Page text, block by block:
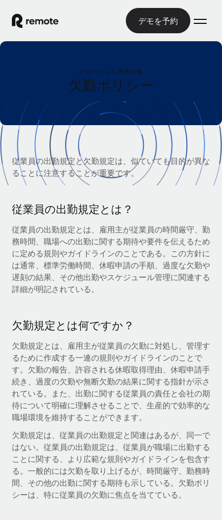
デモを予約
グローバル雇用
グローバル給与処理
コンプライアンス対応の給与処理を手軽に
Employer of Record（EOR）
グローバル展開をコストをかけずに実現
Contractor of Record
契約社員管理
世界中の契約社員をオンボーディングし、管理
PEO
複雑な雇用関連業務を外部委託
インフラ
人事機能をワークフローにシームレスに統合する
チームのための人事の基本機能を内蔵
接続 新しい
当社のMCPを使用して、あらゆるAIツールをRemoteに接続
統合
基本的なビジネスツールを活用して業務プロセスを効率化す
サービス
専門家に相談
グローバル人事・コンプライアンスの専門サポート
各国の制度に対応
国別ガイド
/国別のグローバル雇用支援を検索する
米国州エクスプローラー
米国の各州において採用プロセスを簡素化する
Remoteを他社と比較
成長の段階
スタートアップ
成長中の企業向けのアジャイルなグローバルHR・給与処理ソ
リューション
カスタマイズされた人事ソリューションでチームを拡大する
企業
大企業向けのグローバルHR
パートナーに登録
戦略的テクノロジーパートナー
グローバルな人事機能を柔軟に自社プラットフォームへ統合
パートナーとして登録
当社とのパートナーシップの可能性を検討する
Remote Build 近日リリース予定
統合とAI自動化に関するコンサルティング
リソース
ツールと計算ツール
誤分類リスク判定ツール
国別に従業員の誤分類リスクを確認する
各国の総従業員コストを計算する
契約社員の報酬計算ツール
グローバルな契約社員向けに、通貨オプションと支払スピー
ドを確認する
REMOTEで学習
活用事例
HR用語集
チェックリストおよびテンプレート
職務内容ライブラリ
ウェビナー
イベント
ニュースルーム
給与・人材情報
情報センター
Nederlands
Français
Deutsch
Português (Portugal)
日本語
한국어
中文（简体）
ログイン
グローバル人事用語集
欠勤ポリシー
従業員の出勤規定と欠勤規定は、似ていても目的が異な
ることに注意することが重要です。
従業員の出勤規定とは？
従業員の出勤規定とは、雇用主が従業員の時間厳守、勤
務時間、職場への出勤に関する期待や要件を伝えるため
に定める規則やガイドラインのことである。この方針に
は通常、標準労働時間、休暇申請の手順、過度な欠勤や
遅刻の結果、その他出勤やスケジュール管理に関連する
詳細が明記されている。
欠勤規定とは何ですか？
欠勤規定とは、雇用主が従業員の欠勤に対処し、管理す
るために作成する一連の規則やガイドラインのことで
す。欠勤の報告、許容される休暇取得理由、休暇申請手
続き、過度の欠勤や無断欠勤の結果に関する指針が示さ
れている。また、出勤に関する従業員の責任と会社の期
待について明確に理解させることで、生産的で効率的な
職場環境を維持することができます。
欠勤規定は、従業員の出勤規定と関連はあるが、同一で
はない。従業員の出勤規定は、従業員が職場に出勤する
ことに関する、より広範な規則やガイドラインを包含す
る。一般的には欠勤を取り上げるが、時間厳守、勤務時
間、その他の出勤に関する期待も示している。欠勤ポリ
シーは、特に従業員の欠勤に焦点を当てている。